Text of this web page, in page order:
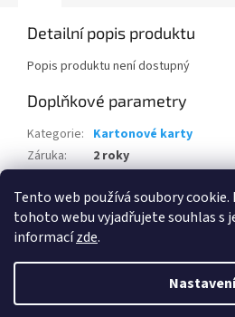
Tento web používá soubory
tohoto webu vyjadřujete souhlas s
informacízde.
Nastavení
Detailní popis produktu
Popis produktu není dostupný
Doplňkové parametry
Kategorie: Kartonové karty
Záruka:
2 roky
EAN: 4004117378799
Vytvořil